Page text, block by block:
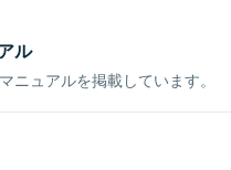
ル
ニュアルを掲載しています。